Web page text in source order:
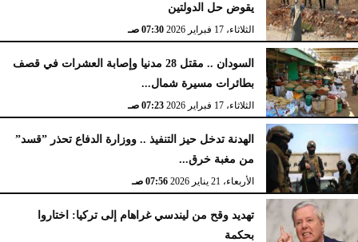
يقوض حل الدولتين
الثلاثاء، 17 فبراير 2026 07:30 صـ
السودان .. مقتل 28 مدنيا وإصابة العشرات في قصف
بطائرات مسيرة شمال...
الثلاثاء، 17 فبراير 2026 07:23 صـ
الهدنة تدخل حيز التنفيذ .. ووزارة الدفاع تحذر ”قسد”
من مغبة خرق...
الأربعاء، 21 يناير 2026 07:56 صـ
تهديد وقح من ليندسي غراهام إلى تركيا: اختاروا
بحكمة